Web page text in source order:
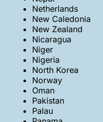
Netherlands
New Caledonia
New Zealand
Nicaragua
Niger
Nigeria
North Korea
Norway
Oman
Pakistan
Palau